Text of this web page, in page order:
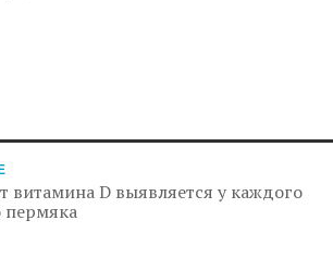
витамина D выявляется у каждого
пермяка